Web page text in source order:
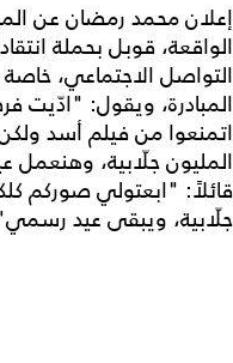
إعلان محمد رمضان عن
الواقعة، قوبل بحملة
التواصل الاجتماعي،
المبادرة، ويقول: "ادّيت
اتمنعوا من فيلم أسد
المليون جلّابية، وهنعمل
قائلاً: "ابعتولي صوركم
جلّابية، ويبقى عيد